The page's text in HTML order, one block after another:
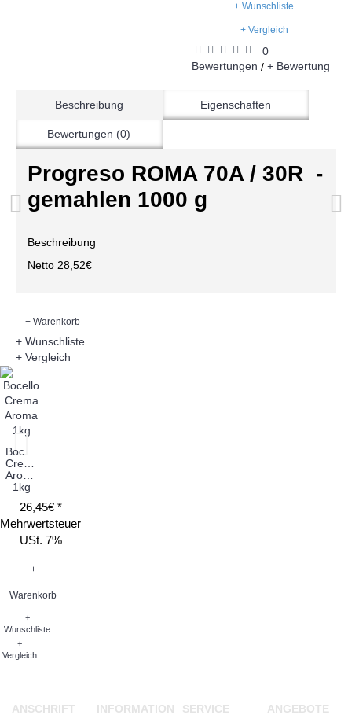
+ Wunschliste
+ Vergleich
0
Bewertungen / + Bewertung
Beschreibung Eigenschaften
Bewertungen (0)
Progreso ROMA 70A / 30R -
gemahlen 1000 g
Beschreibung
Netto 28,52€
+ Warenkorb
+ Wunschliste
+ Vergleich
Bocello
Crema
Aroma
1kg
26,45€ *
Mehrwertsteuer
USt. 7%
+
Warenkorb
+
Wunschliste
+
Vergleich
ANSCHRIFT
INFORMATION SERVICE ANGEBOTE